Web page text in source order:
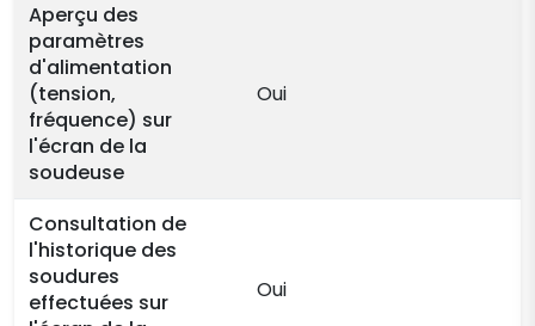
Aperçu des
paramètres
d'alimentation
(tension,
fréquence) sur
l'écran de la
soudeuse
Oui
Consultation de
l'historique des
soudures
effectuées sur
Oui